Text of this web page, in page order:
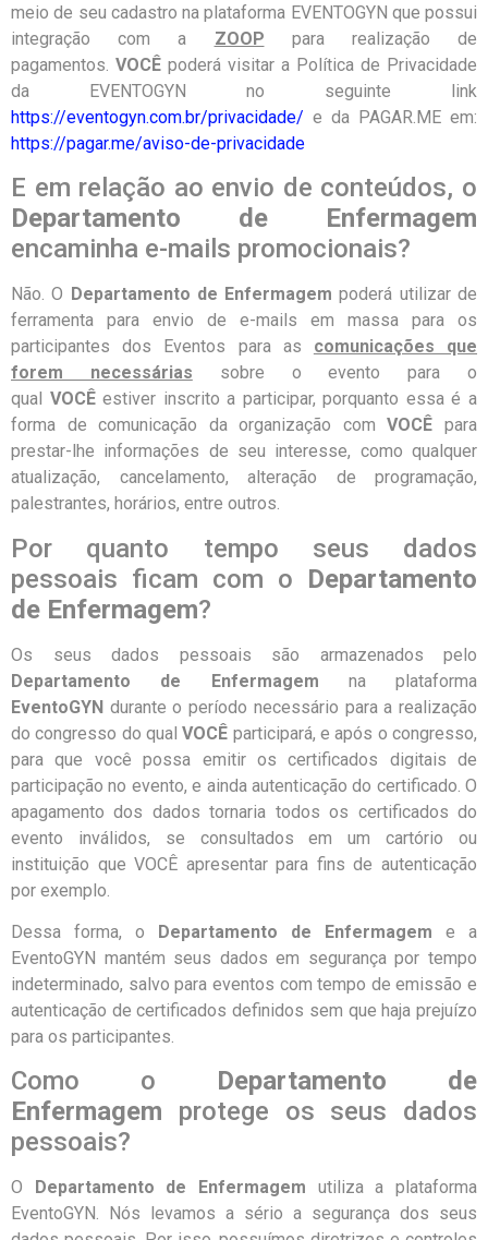
meio de seu cadastro na plataforma EVENTOGYN que possui
integração com a ZOOP para realização de
pagamentos. VOCÊ poderá visitar a Política de Privacidade
da EVENTOGYN no seguinte link
https://eventogyn.com.br/privacidade/ e da PAGAR.ME em:
https://pagar.me/aviso-de-privacidade
E em relação ao envio de conteúdos, o
Departamento de Enfermagem
encaminha e-mails promocionais?
Não. O Departamento de Enfermagem poderá utilizar de
ferramenta para envio de e-mails em massa para os
participantes dos Eventos para as comunicações que
forem necessárias sobre o evento para o
qual VOCÊestiver inscrito a participar, porquanto essa é a
forma de comunicação da organização comVOCÊ para
prestar-lhe informações de seu interesse, como qualquer
atualização, cancelamento, alteração de programação,
palestrantes, horários, entre outros.
Por quanto tempo seus dados
pessoais ficam com o Departamento
de Enfermagem?
Os seus dados pessoais são armazenados pelo
Departamento de Enfermagem na plataforma
EventoGYN durante o período necessário para a realização
do congresso do qualVOCÊ participará, e após o congresso,
para que você possa emitir os certificados digitais de
participação no evento, e ainda autenticação do certificado. O
apagamento dos dados tornaria todos os certificados do
evento inválidos, se consultados em um cartório ou
instituição que VOCÊ apresentar para fins de autenticação
por exemplo.
Dessa forma, o Departamento de Enfermagem e a
EventoGYN mantém seus dados em segurança por tempo
indeterminado, salvo para eventos com tempo de emissão e
autenticação de certificados definidos sem que haja prejuízo
para os participantes.
Como o Departamento de
Enfermagem protege os seus dados
pessoais?
O Departamento de Enfermagem utiliza a plataforma
EventoGYN. Nós levamos a sério a segurança dos seus